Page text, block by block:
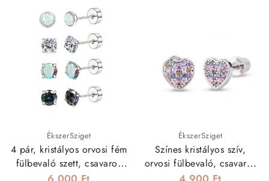
ÉkszerSziget
4 pár, kristályos orvosi fém
fülbevaló szett, csavaros
véggel - opál
ÉkszerSziget
Színes kristályos szív,
orvosi fülbevaló, csavaros
véggel